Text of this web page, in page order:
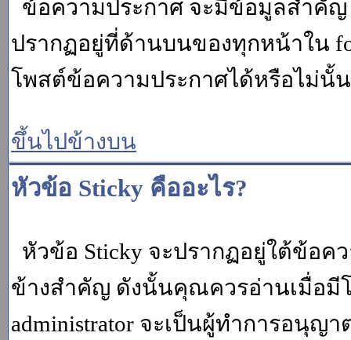
ข้อความประกาศ จะมีข้อมูลสำคั
ปรากฏอยู่ที่ด้านบนของทุกหน้าใน
โพสต์ข้อความประกาศได้หรือไม่นั้
ขึ้นไปข้างบน
หัวข้อ Sticky คืออะไร?
หัวข้อ Sticky จะปรากฏอยู่ใต้ข้อค
ข้างสำคัญ ดังนั้นคุณควรอ่านเมื่อมี
administrator จะเป็นผู้ทำการอนุ